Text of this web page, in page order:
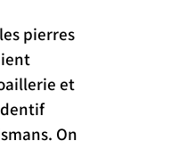
pierres
et
On